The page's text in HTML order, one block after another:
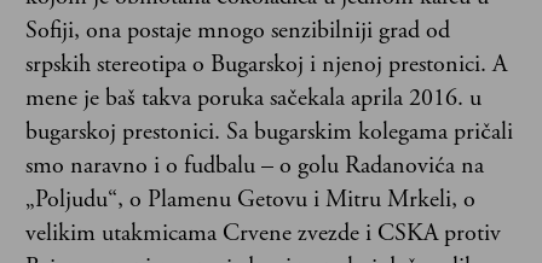
Sofiji, ona postaje mnogo senzibilniji grad od
srpskih stereotipa o Bugarskoj i njenoj prestonici. A
mene je baš takva poruka sačekala aprila 2016. u
bugarskoj prestonici. Sa bugarskim kolegama pričali
smo naravno i o fudbalu – o golu Radanovića na
„Poljudu“, o Plamenu Getovu i Mitru Mrkeli, o
velikim utakmicama Crvene zvezde i CSKA protiv